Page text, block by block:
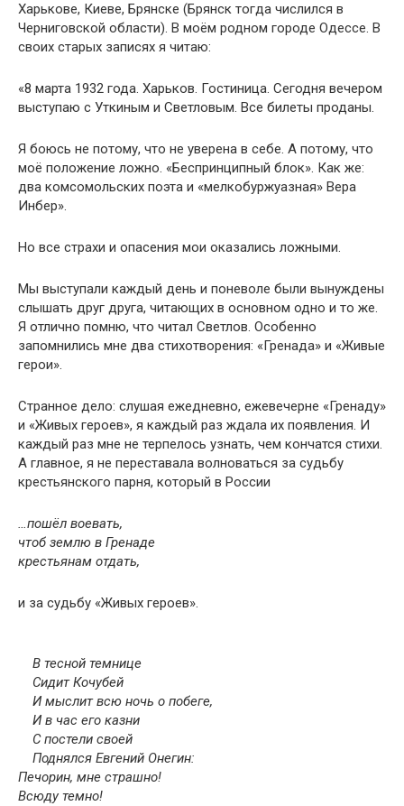
Харькове, Киеве, Брянске (Брянск тогда числился в
Черниговской области). В моём родном городе Одессе. В
своих старых записях я читаю:
«8 марта 1932 года. Харьков. Гостиница. Сегодня вечером
выступаю с Уткиным и Светловым. Все билеты проданы.
Я боюсь не потому, что не уверена в себе. А потому, что
моё положение ложно. «Беспринципный блок». Как же:
два комсомольских поэта и «мелкобуржуазная» Вера
Инбер».
Но все страхи и опасения мои оказались ложными.
Мы выступали каждый день и поневоле были вынуждены
слышать друг друга, читающих в основном одно и то же.
Я отлично помню, что читал Светлов. Особенно
запомнились мне два стихотворения: «Гренада» и «Живые
герои».
Странное дело: слушая ежедневно, ежевечерне «Гренаду»
и «Живых героев», я каждый раз ждала их появления. И
каждый раз мне не терпелось узнать, чем кончатся стихи.
А главное, я не переставала волноваться за судьбу
крестьянского парня, который в России
…пошёл воевать,
чтоб землю в Гренаде
крестьянам отдать,
и за судьбу «Живых героев».
В тесной темнице
Сидит Кочубей
И мыслит всю ночь о побеге,
И в час его казни
С постели своей
Поднялся Евгений Онегин:
Печорин, мне страшно!
Всюду темно!